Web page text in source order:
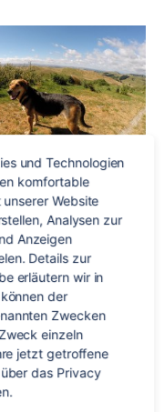
Pfiff:
Schäferhunde
einem Feld auf das
durch kleine
im Zaun getrieben
Durch Pfeifen
er den Hunden,
nach rechts
und Technologien
komfortable
Website
Analysen zur
Anzeigen
Details zur
erläutern wir in
der
Zwecken
einzeln
jetzt getroffene
das Privacy